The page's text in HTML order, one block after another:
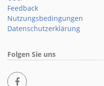
Feedback
Nutzungsbedingungen
Datenschutzerklärung
Folgen Sie uns